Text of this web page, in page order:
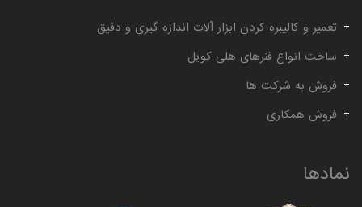
تعمیر و کالیبره کردن ابزار آلات اندازه گیری و دقیق
ساخت انواع فنرهای هلی کویل
فروش به شرکت ها
فروش همکاری
نمادها